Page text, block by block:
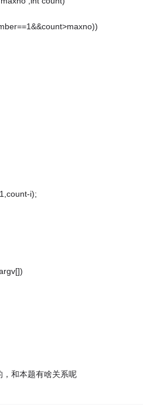
i);
和本题有啥关系呢